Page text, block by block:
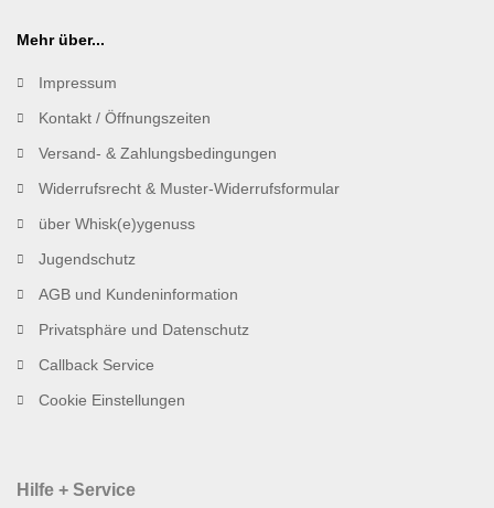
Mehr über...
Impressum
Kontakt / Öffnungszeiten
Versand- & Zahlungsbedingungen
Widerrufsrecht & Muster-Widerrufsformular
über Whisk(e)ygenuss
Jugendschutz
AGB und Kundeninformation
Privatsphäre und Datenschutz
Callback Service
Cookie Einstellungen
Hilfe + Service